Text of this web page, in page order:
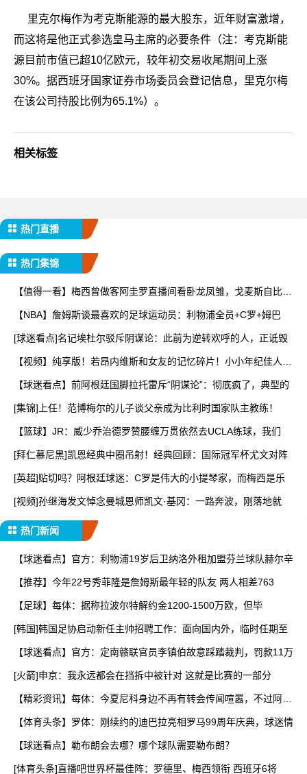
里克尔梅作为考克斯能源的最大股东，近年财富激增，
而这将是他正式参选皇马主席的必要条件（注：考克斯能
源目前市值已超10亿欧元，较年初交易收尾期间上涨
30%。据西班牙国家证券市场委员会登记信息，里克尔梅
在该公司持股比例为65.1%）。
相关标签
热门直播
热门集锦
【值得一看】梅西曾做客阿圭罗直播间看卧龙凤雏，戈麦斯自比小
【NBA】詹姆斯谈最喜欢的足球运动员：利物浦全员+C罗+姆巴
[球迷看点]名记埃杜尔驳斥阴谋论：此前为逆转欢呼的人，正诋毁
【视频】纯享版！若昂内维斯和女友的记忆碎片！小小年纪佳人相
【球迷看点】前阿根廷国脚拉托雷斥“阴谋论”：彻底疯了，典型的
[集锦]上任！范博梅尔的儿子谈父亲成为比利时国家队主教练！
【篮球】JR：威少乔治德罗赞腰缠万贯依然去UCLA练球，我们
[拜仁慕尼黑]凯恩经典中圈吊射！经典回顾：国际冠军杯尤文对阵
[英超]贴切吗？阿根廷球迷：C罗是伟大的小提琴家，而梅西是乐
[视频]孙继海发文悼念曼城恩师凯文·基冈：一路奔波，刚落地就
热门新闻
【球迷看点】官方：利物浦19岁后卫纳洛外租加盟芬兰球队赫尔辛
【推荐】今年22号秀菲隆是詹姆斯最年轻的队友 两人相差763
【足球】每体：据称拉波尔特解约金1200-1500万欧，但毕
[韩国]韩国足协启动新任主帅招聘工作：面向国内外，临时任期至
【球迷看点】官方：定南赣联官员李镇伯故意踩踏裁判，罚款11万
[火箭]申京：我永远都会在挡拆中被针对 这就是比赛的一部分
【精彩资讯】每体：今夏尼科身边不再有转会传闻喧嚣，不过阿森
【体育头条】罗体：刚续约的迪巴拉亮相罗马99周年庆典，球迷情
【球迷看点】勒布朗会去哪？哪个球队需要勒布朗？
[体育头条]直播吧世界杯最佳阵：罗德里、梅西领衔 西班牙6将